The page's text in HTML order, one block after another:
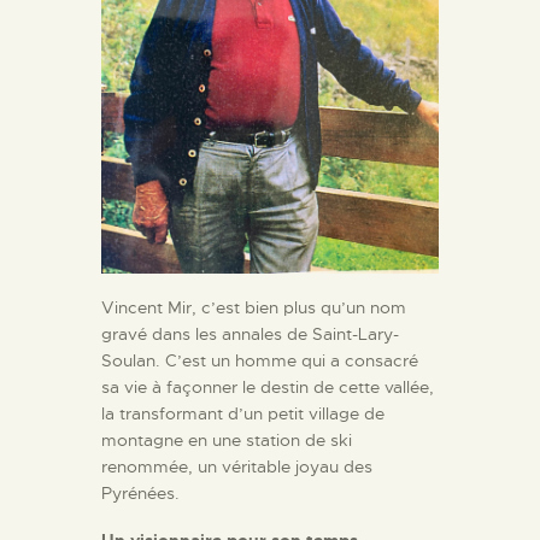
Vincent Mir, c’est bien plus qu’un nom
gravé dans les annales de Saint-Lary-
Soulan. C’est un homme qui a consacré
sa vie à façonner le destin de cette vallée,
la transformant d’un petit village de
montagne en une station de ski
renommée, un véritable joyau des
Pyrénées.